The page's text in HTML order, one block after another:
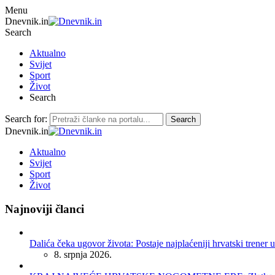
Menu
Dnevnik.in
Search
Aktualno
Svijet
Sport
Život
Search
Search for: Search
Dnevnik.in
Aktualno
Svijet
Sport
Život
Najnoviji članci
Dalića čeka ugovor života: Postaje najplaćeniji hrvatski trener
8. srpnja 2026.